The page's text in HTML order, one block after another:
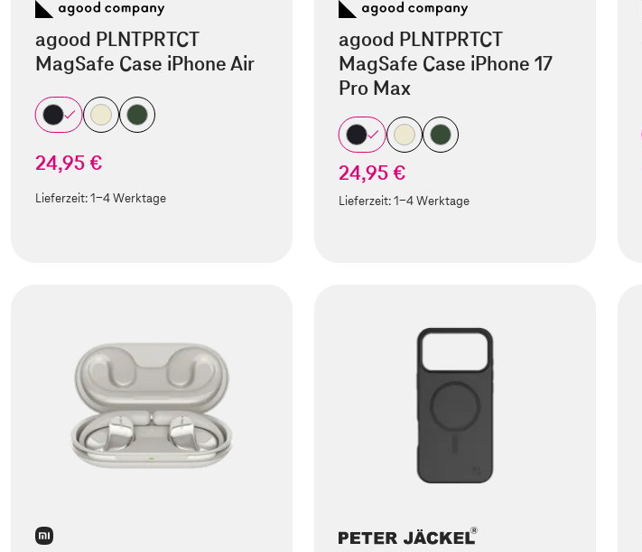
agood PLNTPRTCT
MagSafe Case iPhone Air
24,95 €
Lieferzeit:1-4 Werktage
agood PLNTPRTCT
MagSafe Case iPhone 17
Pro Max
24,95 €
Lieferzeit:1-4 Werktage